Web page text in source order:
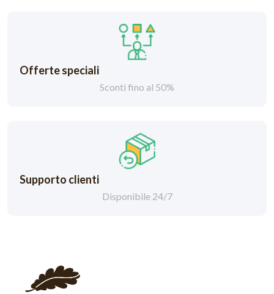
Offerte speciali
Sconti fino al 50%
Supporto clienti
Disponibile 24/7